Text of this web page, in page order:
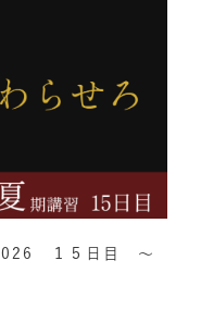
１５日目 ～